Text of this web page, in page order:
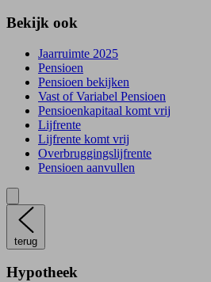
Bekijk ook
Jaarruimte 2025
Pensioen
Pensioen bekijken
Vast of Variabel Pensioen
Pensioenkapitaal komt vrij
Lijfrente
Lijfrente komt vrij
Overbruggingslijfrente
Pensioen aanvullen
terug
Hypotheek